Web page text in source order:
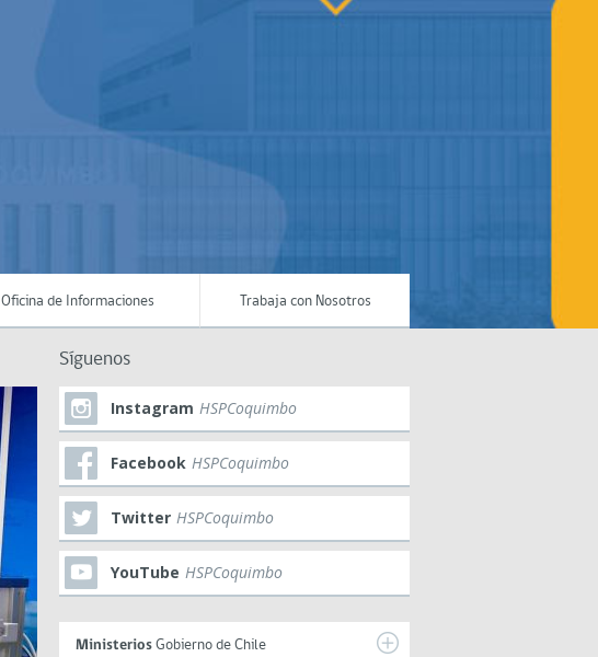
Oficina de Informaciones Trabaja con Nosotros
Síguenos
Instagram HSPCoquimbo
Facebook HSPCoquimbo
Twitter HSPCoquimbo
YouTube HSPCoquimbo
Ministerios Gobierno de Chile